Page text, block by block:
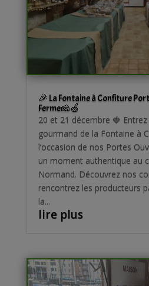
🎉 La Fontaine à Confiture
Ferme🧀🍏
20 et 21 décembre 🍓 Entrez
gourmand de la Fontaine à
l’occasion de nos Portes
un moment authentique au
Normand. Découvrez nos
rencontrez les producteurs
la...
lire plus